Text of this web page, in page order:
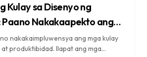
Kulay sa Disenyo ng
Nakakaapekto ang
Iyong Produktibidad
nakakaimpluwensya ang mga kulay
produktibidad. Ilapat ang mga